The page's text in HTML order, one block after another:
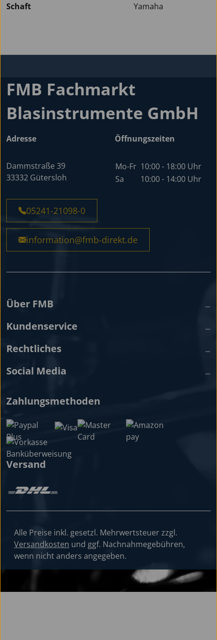
Schaft
Yamaha
FMB Fachmarkt
Blasinstrumente GmbH
Adresse
Dammstraße 39
33332 Gütersloh
Öffnungszeiten
Mo-Fr 10:00 - 18:00 Uhr
Sa
10:00 - 14:00 Uhr
05241-21098-0
information@fmb-direkt.de
Über FMB
Kundenservice
Rechtliches
Social Media
Zahlungsmethoden
Versand
Alle Preise inkl. gesetzl. Mehrwertsteuer zzgl.
Versandkosten und ggf. Nachnahmegebühren,
wenn nicht anders angegeben.